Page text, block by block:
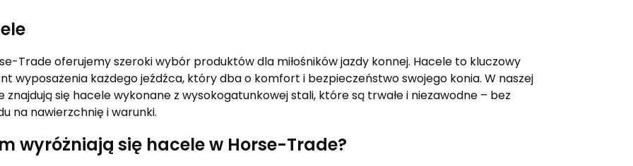
Trade oferujemy szeroki wybór produktów dla miłośników jazdy konnej. Hacele to kluczowy
wyposażenia każdego jeźdźca, który dba o komfort i bezpieczeństwo swojego konia. W naszej
znajdują się hacele wykonane z wysokogatunkowej stali, które są trwałe i niezawodne – bez
na nawierzchnię i warunki.
wyróżniają się hacele w Horse-Trade?